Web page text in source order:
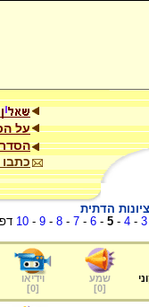
על
כתבו
הדתית
3
-
4
-
5
-
6
-
7
-
8
-
9
-
10
שמע
[
0
]
וידיאו
[
0
]